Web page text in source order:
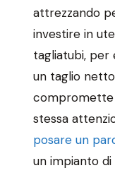
attrezzando
investire in
tagliatubi, per
un taglio
compromette
stessa
posare un
un impianto di